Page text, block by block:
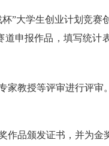
杯”大学生创业计划竞赛
道申报作品，填写统
家教授等评审进行评审。
作品颁发证书，并为金